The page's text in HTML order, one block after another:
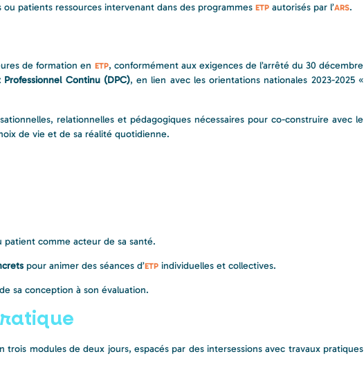
patients ressources intervenant dans des programmes ETP autorisés par l’ARS.
de formation en ETP, conformément aux exigences de l’arrêté du 30 décembre
Continu (DPC), en lien avec les orientations nationales 2023-2025 «
relationnelles et pédagogiques nécessaires pour co-construire avec le
de vie et de sa réalité quotidienne.
patient comme acteur de sa santé.
pour animer des séances d’ETP individuelles et collectives.
sa conception à son évaluation.
trois modules de deux jours, espacés par des intersessions avec travaux pratiques